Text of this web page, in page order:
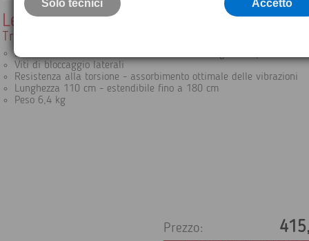
Leica GST20-9
Treppiede pesante in legno
Struttura solida a chiusura automatica con cinghia a spalla
Viti di bloccaggio laterali
Resistenza alla torsione - assorbimento ottimale delle vibrazioni
Lunghezza 110 cm - estendibile fino a 180 cm
Peso 6,4 kg
Prezzo:
Solo tecnici Accetto